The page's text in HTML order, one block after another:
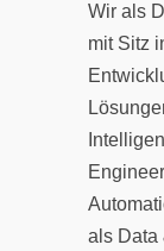
Wir als
mit Sitz
als Data